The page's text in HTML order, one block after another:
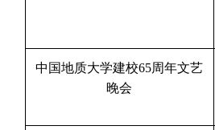
中国地质大学建校65周年文艺
晚会